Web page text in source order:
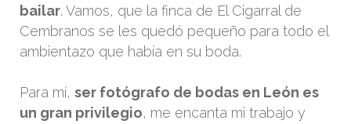
bailar. Vamos, que la finca de El Cigarral de
Cembranos se les quedó pequeño para todo el
ambientazo que había en su boda.
Para mí, ser fotógrafo de bodas en León es
un gran privilegio, me encanta mi trabajo y